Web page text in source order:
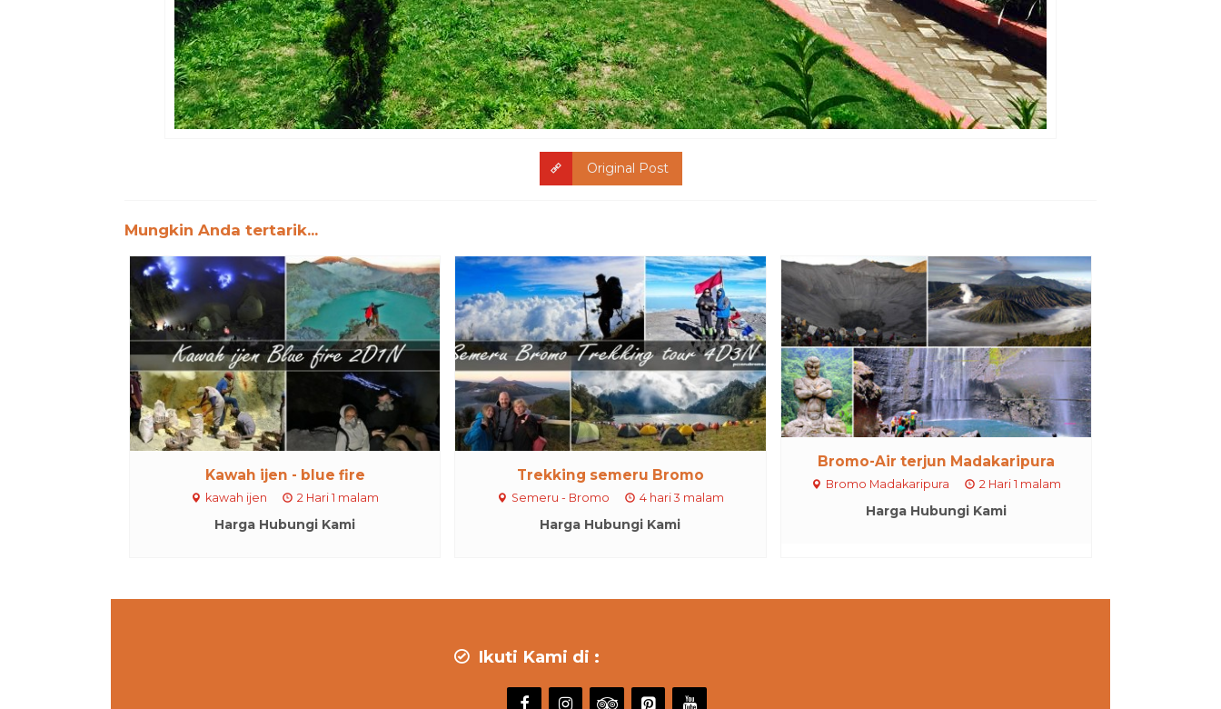
Original Post
Mungkin Anda tertarik...
Kawah ijen - blue fire
kawah ijen 2 Hari 1 malam
Harga Hubungi Kami
Trekking semeru Bromo
Semeru - Bromo 4 hari 3 malam
Harga Hubungi Kami
Bromo-Air terjun Madakaripura
Bromo Madakaripura 2 Hari 1 malam
Harga Hubungi Kami
Ikuti Kami di :